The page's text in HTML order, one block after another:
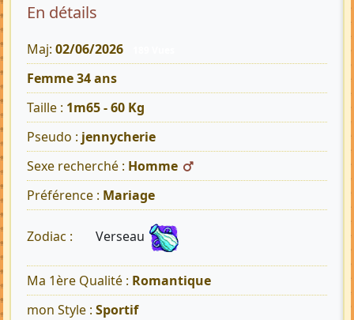
En détails
Maj: 02/06/2026
Femme 34 ans
Taille : 1m65 - 60 Kg
Pseudo : jennycherie
Sexe recherché : Homme
Préférence : Mariage
Zodiac : Verseau
Ma 1ère Qualité : Romantique
mon Style : Sportif